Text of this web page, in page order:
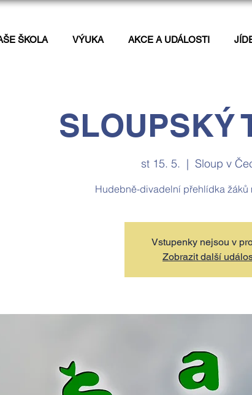
ŠKOLA VÝUKA AKCE A UDÁLOSTI
SLOUPSKÝ
st 15. 5.
  |
Sloup v
Hudebně-divadelní přehlídka žáků
Vstupenky nejsou v
Zobrazit další